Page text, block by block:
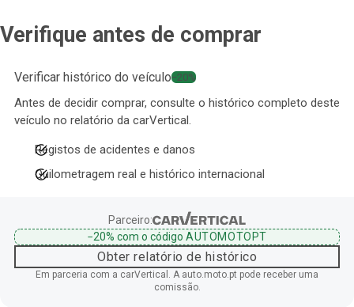
Verifique antes de comprar
Verificar histórico do veículo−20%
Antes de decidir comprar, consulte o histórico completo deste
veículo no relatório da carVertical.
Registos de acidentes e danos
Quilometragem real e histórico internacional
Parceiro:
−20%com o código AUTOMOTOPT
Obter relatório de histórico
Em parceria com a carVertical. A auto.moto.pt pode receber uma
comissão.